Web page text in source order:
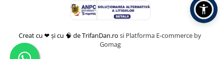
Creat cu ❤ și cu 🧠 de TrifanDan.ro si Platforma E-commerce by
Gomag